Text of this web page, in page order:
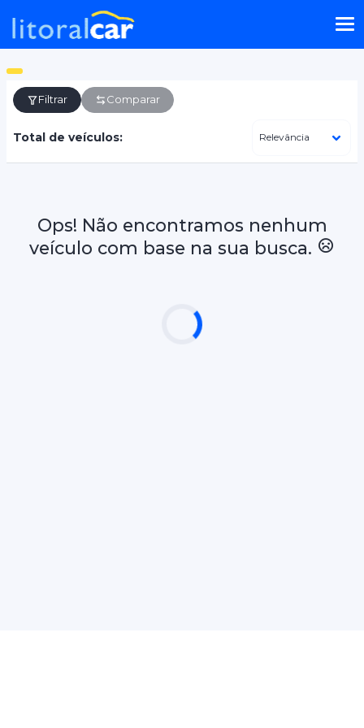
Filtrar Comparar
Total de veículos:
Ops! Não encontramos nenhum
veículo com base na sua busca.